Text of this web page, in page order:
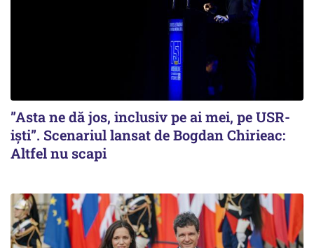
”Asta ne dă jos, inclusiv pe ai mei, pe USR-
iști”. Scenariul lansat de Bogdan Chirieac:
Altfel nu scapi